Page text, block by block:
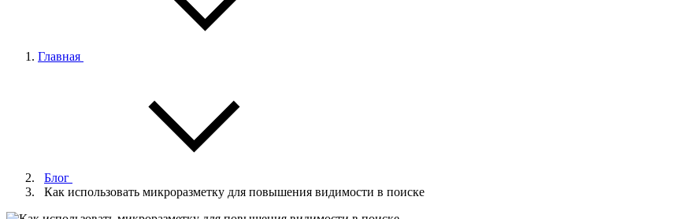
Главная
Блог
Как использовать микроразметку для повышения видимости в поиске